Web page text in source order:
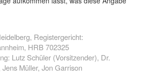
Registergericht:
HRB 702325
Lutz Schüler (Vorsitzender), Dr.
Müller, Jon Garrison